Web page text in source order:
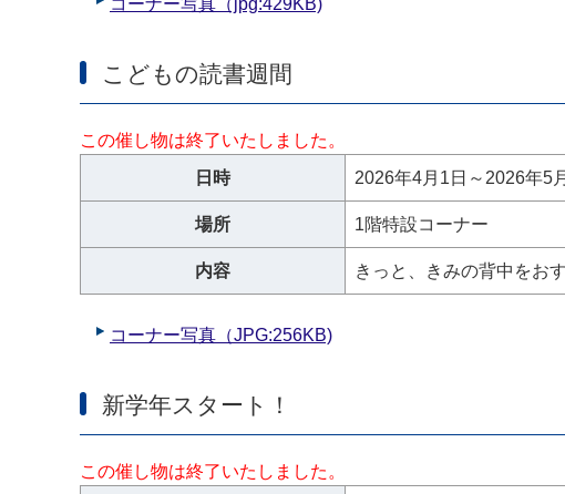
コーナー写真（jpg:429KB)
こどもの読書週間
この催し物は終了いたしました。
日時
2026年4月1日～2026年5
場所 1階特設コーナー
内容 きっと、きみの背中をお
コーナー写真（JPG:256KB)
新学年スタート！
この催し物は終了いたしました。